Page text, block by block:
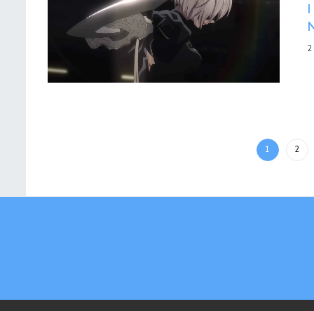
1 2